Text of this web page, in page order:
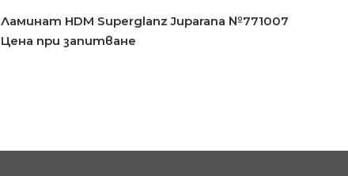
Ламинат HDM Superglanz Juparana №771007
Цена при запитване